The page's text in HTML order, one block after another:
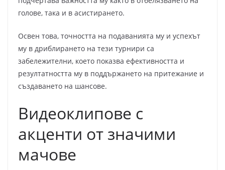
голове, така и в асистирането.
Освен това, точността на подаванията му и успехът
му в дриблирането на тези турнири са
забележителни, което показва ефективността и
резултатността му в поддържането на притежание и
създаването на шансове.
Видеоклипове с
акценти от значими
мачове